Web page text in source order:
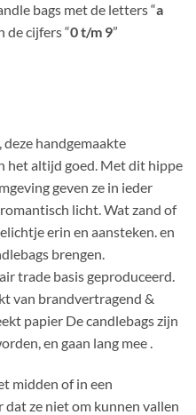
bags met de letters “a
de cijfers “0 t/m 9”
handgemaakte
het altijd goed. Met dit hippe
geven ze in ieder
licht. Wat zand of
erin en aansteken. en
brengen.
trade basis geproduceerd.
van brandvertragend &
papier De candlebags zijn
en gaan lang mee .
midden of in een
ze niet om kunnen vallen